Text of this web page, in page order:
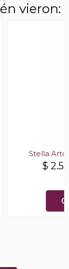
vieron:
Stella
$